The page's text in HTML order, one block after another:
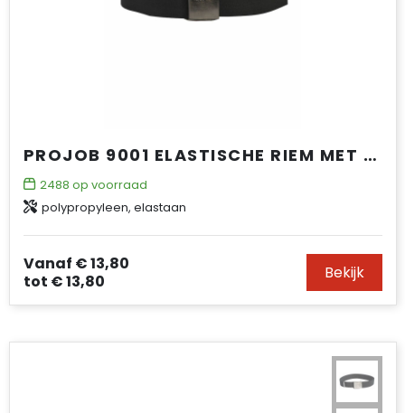
PROJOB 9001 ELASTISCHE RIEM MET PROJOB LOGO
2488 op voorraad
polypropyleen, elastaan
Vanaf € 13,80
tot € 13,80 Bekijk